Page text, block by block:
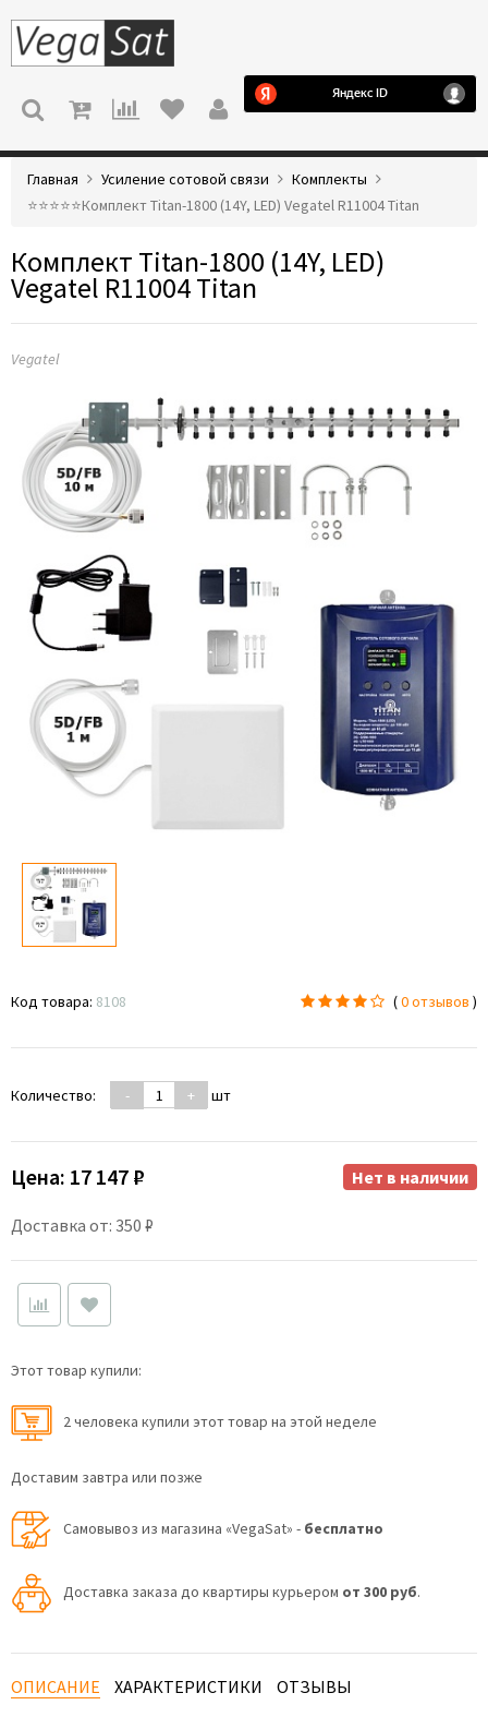
МЕНЮ
Главная Усиление сотовой связи
Комплекты
⭐️⭐️⭐️⭐️⭐️Комплект Titan-1800 (14Y, LED) Vegatel R11004 Titan
Комплект Titan-1800 (14Y, LED)
Vegatel R11004 Titan
Vegatel
Код товара: 8108 (0 отзывов )
Количество: - + шт
Цена: 17 147 ₽
Доставка от: 350 ₽
Нет в наличии
Этот товар купили:
2 человекa купили этот товар на этой неделе
Доставим завтра или позже
Самовывоз из магазина «VegaSat» - бесплатно
Доставка заказа до квартиры курьером от 300 руб.
ОПИСАНИЕ ХАРАКТЕРИСТИКИ ОТЗЫВЫ